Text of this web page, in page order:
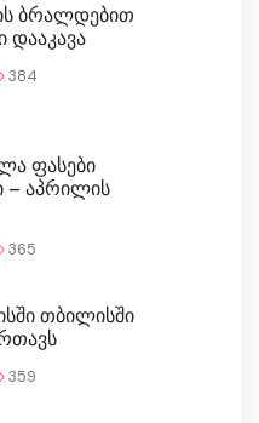
ბრალდებით
დააკავა
384
ფასები
– აპრილის
365
თბილისში
359